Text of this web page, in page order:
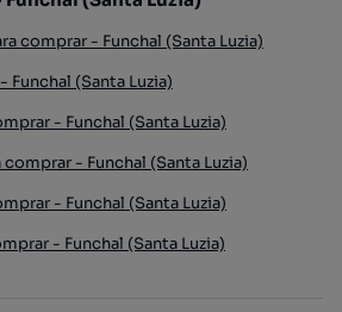
comprar - Funchal (Santa Luzia)
(Santa Luzia)
- Funchal (Santa Luzia)
- Funchal (Santa Luzia)
- Funchal (Santa Luzia)
- Funchal (Santa Luzia)